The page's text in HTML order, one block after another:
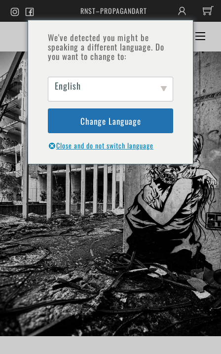
gettext
data-
trpgettextoriginal=41#!trpen#
ン
ン
ツ
へ
ス
キ
ッ
プ
#!trpst#/trp-
gettext#!trpen#
RNST–PROPAGANDART
HOME BOUTIQUE CONTACT
メ
ニ
ュ
ー
We've detected you might be
speaking a different language. Do
you want to change to:
English
Change Language
Close and do not switch language